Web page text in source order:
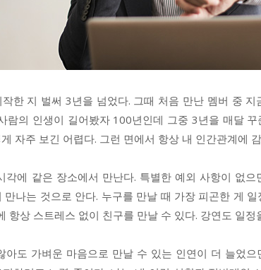
한 지 벌써 3년을 넘었다. 그때 처음 만난 멤버 중
람의 인생이 길어봤자 100년인데 그중 3년을 매달
자주 보긴 어렵다. 그런 면에서 항상 내 인간관계에
각에 같은 장소에서 만난다. 특별한 예외 사항이 없
만나는 것으로 안다. 누구를 만날 때 가장 피곤한 게
항상 스트레스 없이 친구를 만날 수 있다. 강연도 일정
아도 가벼운 마음으로 만날 수 있는 인연이 더 늘었